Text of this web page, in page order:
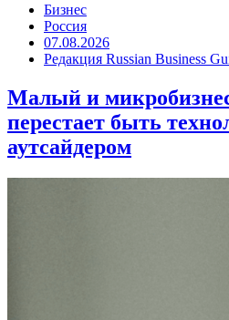
Бизнес
Россия
07.08.2026
Редакция Russian Business
Малый и
перестает быть
аутсайдером